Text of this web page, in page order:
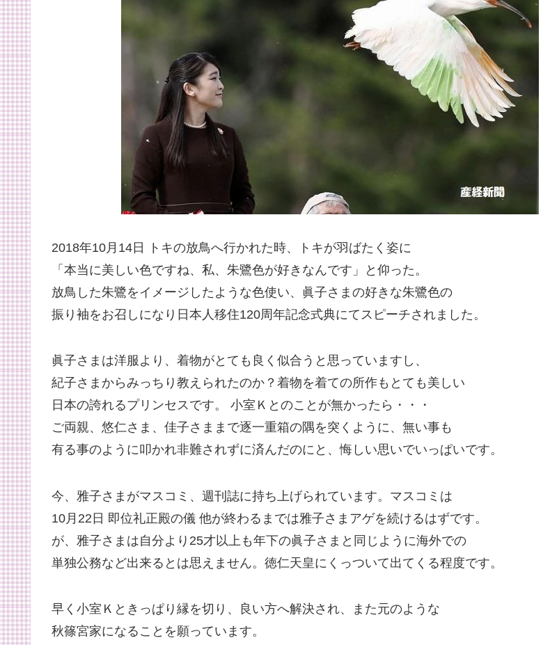
2018年10月14日 トキの放鳥へ行かれた時、トキが羽ばたく姿に
「本当に美しい色ですね、私、朱鷺色が好きなんです」と仰った。
放鳥した朱鷺をイメージしたような色使い、眞子さまの好きな朱鷺色の
振り袖をお召しになり日本人移住120周年記念式典にてスピーチされました。
眞子さまは洋服より、着物がとても良く似合うと思っていますし、
紀子さまからみっちり教えられたのか？着物を着ての所作もとても美しい
日本の誇れるプリンセスです。 小室Ｋとのことが無かったら・・・
ご両親、悠仁さま、佳子さままで逐一重箱の隅を突くように、無い事も
有る事のように叩かれ非難されずに済んだのにと、悔しい思いでいっぱいです。
今、雅子さまがマスコミ、週刊誌に持ち上げられています。マスコミは
10月22日 即位礼正殿の儀 他が終わるまでは雅子さまアゲを続けるはずです。
が、雅子さまは自分より25才以上も年下の眞子さまと同じように海外での
単独公務など出来るとは思えません。徳仁天皇にくっついて出てくる程度です。
早く小室Ｋときっぱり縁を切り、良い方へ解決され、また元のような
秋篠宮家になることを願っています。